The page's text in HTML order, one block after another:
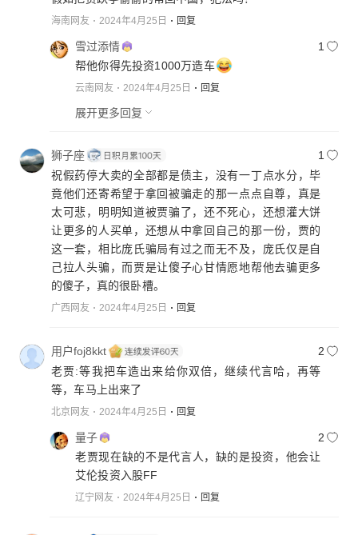
海南网友 2024年4月25日 回复
雪过添情
1
帮他你得先投资1000万造车
云南网友 2024年4月25日 回复
展开更多回复
狮子座
1
祝假药停大卖的全部都是债主，没有一丁点水分，毕
竟他们还寄希望于拿回被骗走的那一点点自尊，真是
太可悲，明明知道被贾骗了，还不死心，还想灌大饼
让更多的人买单，还想从中拿回自己的那一份，贾的
这一套，相比庞氏骗局有过之而无不及，庞氏仅是自
己拉人头骗，而贾是让傻子心甘情愿地帮他去骗更多
的傻子，真的很卧槽。
广西网友 2024年4月25日 回复
用户foj8kkt
2
老贾:等我把车造出来给你双倍，继续代言哈，再等
等，车马上出来了
北京网友 2024年4月25日 回复
量子
2
老贾现在缺的不是代言人，缺的是投资，他会让
艾伦投资入股FF
辽宁网友 2024年4月25日 回复